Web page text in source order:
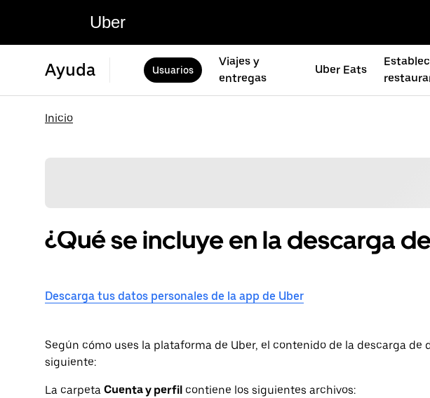
Uber
Ayuda Usuarios
Viajes y
entregas
Uber Eats
Inicio
¿Qué se incluye en la descarga
Descarga tus datos personales de la app de Uber
Según cómo uses la plataforma de Uber, el contenido de la descarga de
siguiente:
La carpeta Cuenta y perfil contiene los siguientes archivos: